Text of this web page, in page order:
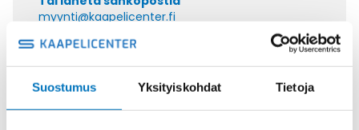
Suostumus Yksityiskohdat Tietoja
myynti@kaapelicenter.fi
Saman kaapelin eri versiot